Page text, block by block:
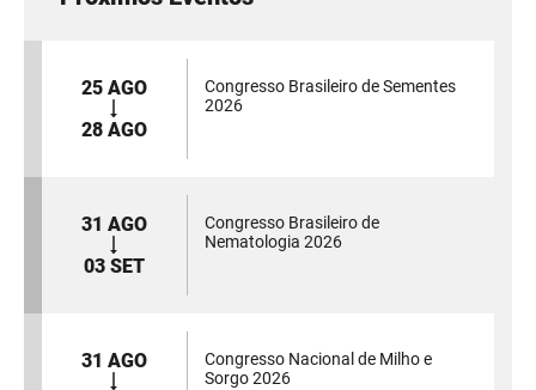
25 AGO
28 AGO
Congresso Brasileiro de Sementes
2026
31 AGO
03 SET
Congresso Brasileiro de
Nematologia 2026
31 AGO
Congresso Nacional de Milho e
Sorgo 2026